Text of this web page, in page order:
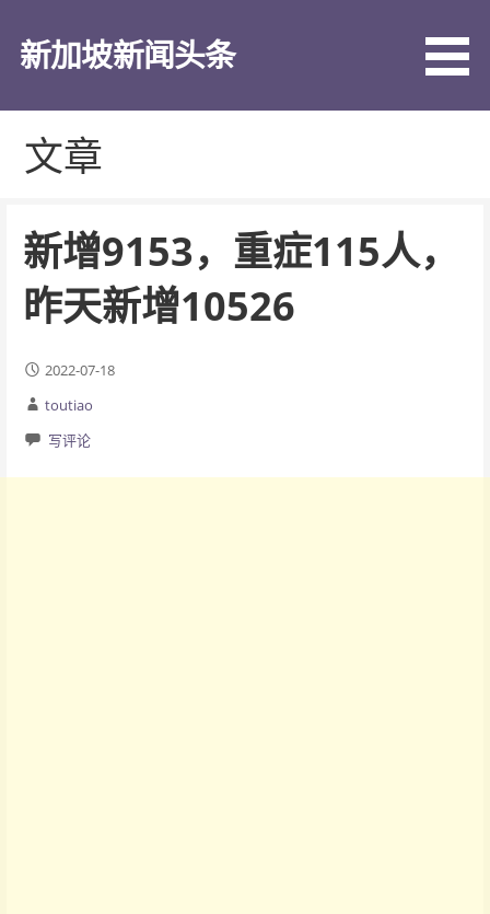
新加坡新闻头条
文章
新增9153，重症115人，
昨天新增10526
2022-07-18
toutiao
写评论